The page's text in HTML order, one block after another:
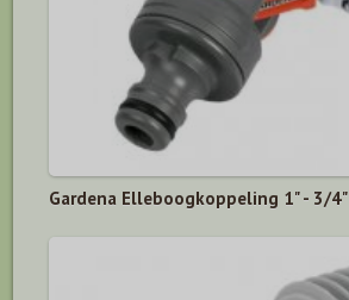
Gardena Elleboogkoppeling 1" - 3/4"